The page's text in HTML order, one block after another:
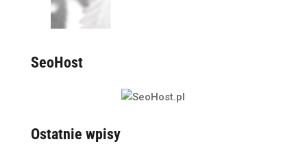
SeoHost
Ostatnie wpisy